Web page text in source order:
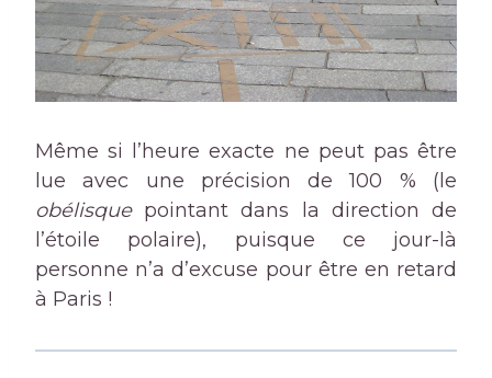
Même si l’heure exacte ne peut pas être
lue avec une précision de 100 % (le
obélisquepointant dans la direction de
l’étoile polaire), puisque ce jour-là
personne n’a d’excuse pour être en retard
à Paris !